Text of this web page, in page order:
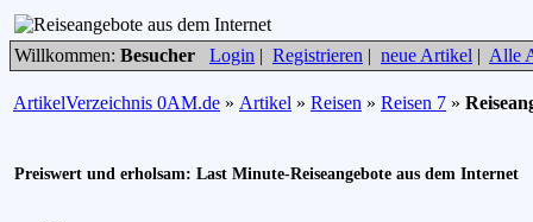
Willkommen: Besucher Login | Registrieren | neue Artikel | Alle
ArtikelVerzeichnis 0AM.de » Artikel » Reisen » Reisen 7 »
Preiswert und erholsam: Last Minute-Reiseangebote aus dem Internet